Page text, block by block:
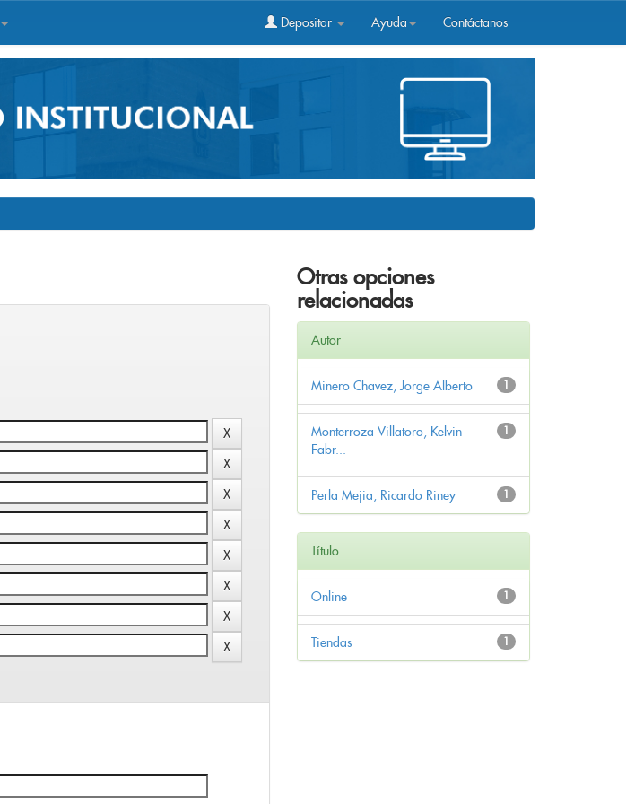
Depositar Ayuda Contáctanos
Otras opciones
relacionadas
Autor
1
Minero Chavez, Jorge Alberto
1
Monterroza Villatoro, Kelvin
Fabr...
1
Perla Mejia, Ricardo Riney
Título
1
Online
1
Tiendas